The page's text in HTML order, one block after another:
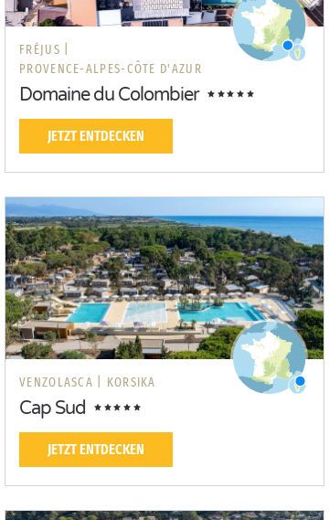
FRÉJUS |
PROVENCE-ALPES-CÔTE D'AZUR
Domaine du Colombier
JETZT ENTDECKEN
VENZOLASCA | KORSIKA
Cap Sud
JETZT ENTDECKEN